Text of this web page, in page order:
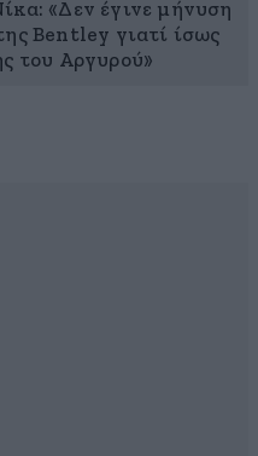
«Δεν έγινε μήνυση
Bentley γιατί ίσως
του Αργυρού»